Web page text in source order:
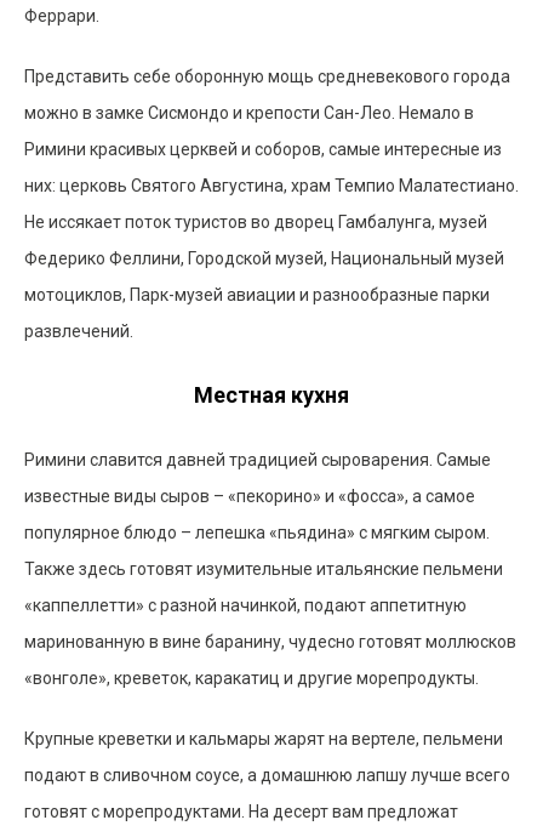
Феррари.
Представить себе оборонную мощь средневекового города
можно в замке Сисмондо и крепости Сан-Лео. Немало в
Римини красивых церквей и соборов, самые интересные из
них: церковь Святого Августина, храм Темпио Малатестиано.
Не иссякает поток туристов во дворец Гамбалунга, музей
Федерико Феллини, Городской музей, Национальный музей
мотоциклов, Парк-музей авиации и разнообразные парки
развлечений.
Местная кухня
Римини славится давней традицией сыроварения. Самые
известные виды сыров – «пекорино» и «фосса», а самое
популярное блюдо – лепешка «пьядина» с мягким сыром.
Также здесь готовят изумительные итальянские пельмени
«каппеллетти» с разной начинкой, подают аппетитную
маринованную в вине баранину, чудесно готовят моллюсков
«вонголе», креветок, каракатиц и другие морепродукты.
Крупные креветки и кальмары жарят на вертеле, пельмени
подают в сливочном соусе, а домашнюю лапшу лучше всего
готовят с морепродуктами. На десерт вам предложат